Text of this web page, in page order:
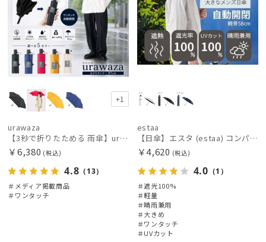
+1
urawaza
【3秒で折りたためる 雨傘】urawaza(ウラワザ) slim WJ55cmUV プレーン UV加工 自動開閉
￥6,380 (税込)
4.8 （13）
＃メディア掲載商品
＃ワンタッチ
estaa
【日傘】エスタ (estaa) コンパクトワイド58 自動開閉傘 折りたたみ傘 軽量 晴雨兼用 遮光100％ UV100%
￥4,620 (税込)
4.0 （1）
＃遮光100%
＃軽量
＃晴雨兼用
＃大きめ
＃ワンタッチ
＃UVカット